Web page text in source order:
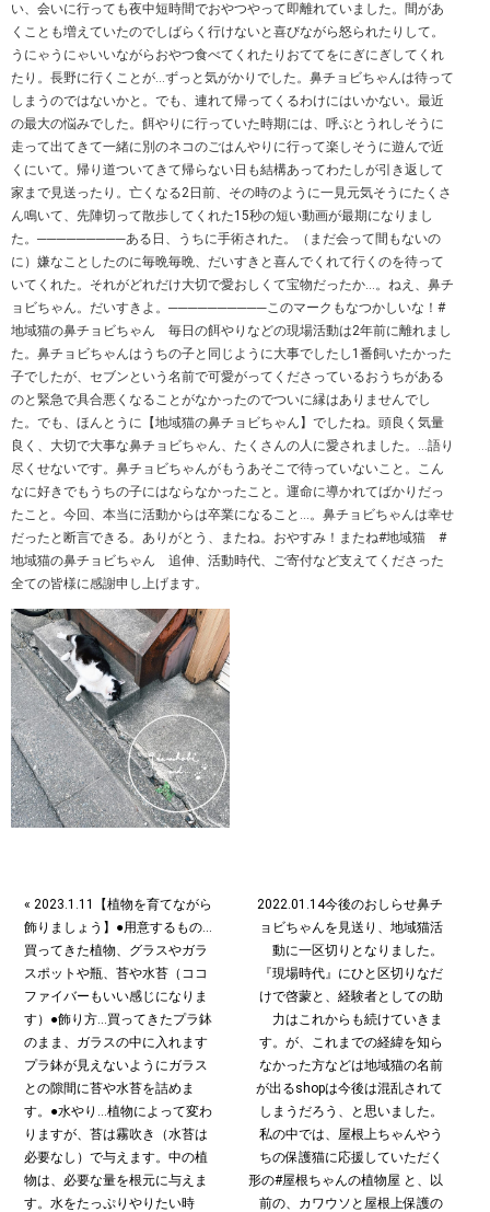
い、会いに行っても夜中短時間でおやつやって即離れていました。間があ
くことも増えていたのでしばらく行けないと喜びながら怒られたりして。
うにゃうにゃいいながらおやつ食べてくれたりおててをにぎにぎしてくれ
たり。長野に行くことが…ずっと気がかりでした。鼻チョビちゃんは待って
しまうのではないかと。でも、連れて帰ってくるわけにはいかない。最近
の最大の悩みでした。餌やりに行っていた時期には、呼ぶとうれしそうに
走って出てきて一緒に別のネコのごはんやりに行って楽しそうに遊んで近
くにいて。帰り道ついてきて帰らない日も結構あってわたしが引き返して
家まで見送ったり。亡くなる2日前、その時のように一見元気そうにたくさ
ん鳴いて、先陣切って散歩してくれた15秒の短い動画が最期になりまし
た。─────────ある日、うちに手術された。（まだ会って間もないの
に）嫌なことしたのに毎晩毎晩、だいすきと喜んでくれて行くのを待って
いてくれた。それがどれだけ大切で愛おしくて宝物だったか…。ねえ、鼻チ
ョビちゃん。だいすきよ。──────────このマークもなつかしいな！#
地域猫の鼻チョビちゃん 毎日の餌やりなどの現場活動は2年前に離れまし
た。鼻チョビちゃんはうちの子と同じように大事でしたし1番飼いたかった
子でしたが、セブンという名前で可愛がってくださっているおうちがある
のと緊急で具合悪くなることがなかったのでついに縁はありませんでし
た。でも、ほんとうに【地域猫の鼻チョビちゃん】でしたね。頭良く気量
良く、大切で大事な鼻チョビちゃん、たくさんの人に愛されました。…語り
尽くせないです。鼻チョビちゃんがもうあそこで待っていないこと。こん
なに好きでもうちの子にはならなかったこと。運命に導かれてばかりだっ
たこと。今回、本当に活動からは卒業になること…。鼻チョビちゃんは幸せ
だったと断言できる。ありがとう、またね。おやすみ！またね️#地域猫 #
地域猫の鼻チョビちゃん 追伸、活動時代、ご寄付など支えてくださった
全ての皆様に感謝申し上げます。
« 2023.1.11【植物を育てながら
飾りましょう】●用意するもの…
買ってきた植物、グラスやガラ
スポットや瓶、苔や水苔（ココ
ファイバーもいい感じになりま
す）●飾り方…買ってきたプラ鉢
のまま、ガラスの中に入れます
プラ鉢が見えないようにガラス
との隙間に苔や水苔を詰めま
す。●水やり…植物によって変わ
りますが、苔は霧吹き（水苔は
必要なし）で与えます。中の植
物は、必要な量を根元に与えま
す。水をたっぷりやりたい時
2022.01.14今後のおしらせ鼻チ
ョビちゃんを見送り、地域猫活
動に一区切りとなりました。
『現場時代』にひと区切りなだ
けで啓蒙と、経験者としての助
力はこれからも続けていきま
す。が、これまでの経緯を知ら
なかった方などは地域猫の名前
が出るshopは今後は混乱されて
しまうだろう、と思いました。
私の中では、屋根上ちゃんやう
ちの保護猫に応援していただく
形の#屋根ちゃんの植物屋 と、以
前の、カワウソと屋根上保護の